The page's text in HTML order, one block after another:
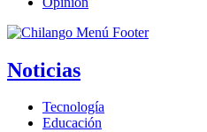
Noticias
Tecnología
Educación